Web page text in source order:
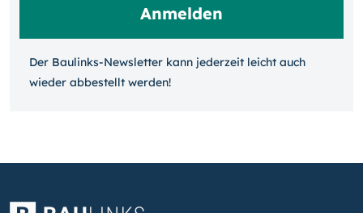
Der Baulinks-Newsletter kann jeder­zeit leicht auch
wieder ab­bestellt werden!